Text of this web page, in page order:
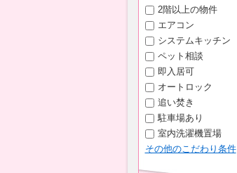
2階以上の物件
エアコン
システムキッチン
ペット相談
即入居可
オートロック
追い焚き
駐車場あり
室内洗濯機置場
その他のこだわり条件